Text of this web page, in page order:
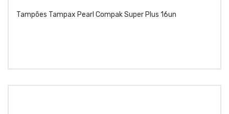
Tampões Tampax Pearl Compak Super Plus 16un